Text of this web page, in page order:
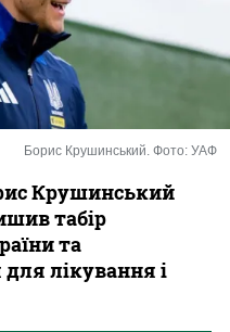
Борис Крушинський. Фото: УАФ
Крушинський
табір
та
лікування і